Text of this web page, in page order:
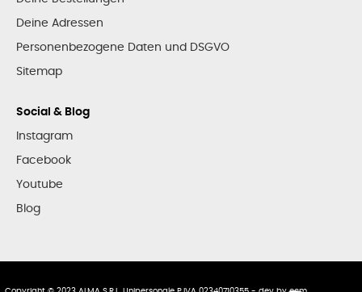
Deine Adressen
Personenbezogene Daten und DSGVO
Sitemap
Social & Blog
Instagram
Facebook
Youtube
Blog